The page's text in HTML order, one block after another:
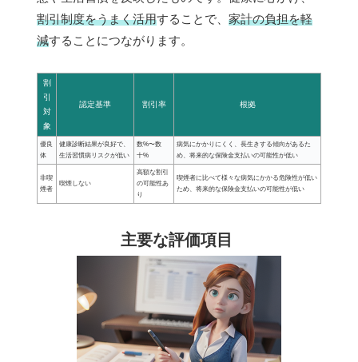
割引制度をうまく活用することで、 家計の負担を軽
減することにつながります。
割
引
対
象
認定基準 割引率 根拠
優良
体
健康診断結果が良好で、
生活習慣病リスクが低い
数%〜数
十%
病気にかかりにくく、長生きする傾向があるた
め、将来的な保険金支払いの可能性が低い
非喫
煙者
喫煙しない
高額な割引
の可能性あ
り
喫煙者に比べて様々な病気にかかる危険性が低い
ため、将来的な保険金支払いの可能性が低い
主要な評価項目